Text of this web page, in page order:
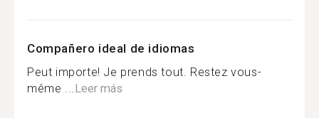
Compañero ideal de idiomas
Peut importe! Je prends tout. Restez vous-
même ...Leer más